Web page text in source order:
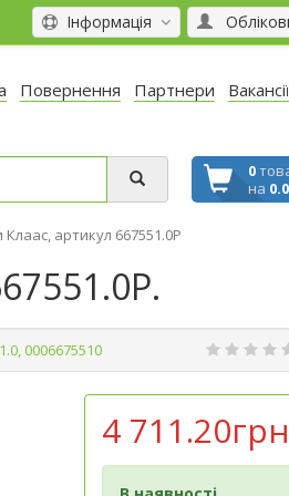
Інформація
Повернення Партнери Вакансії
0
на
Клаас, артикул 667551.0P
0006675510
4 711.20грн